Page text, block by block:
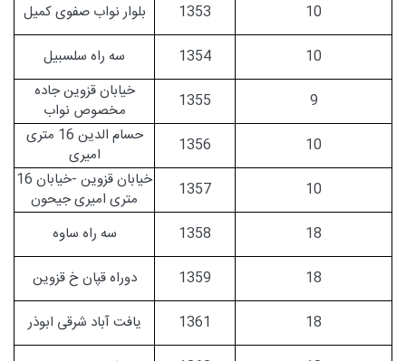
10
1353
بلوار نواب صفوی کمیل
10
1354
سه راه سلسبیل
9
1355
خیابان قزوین جاده
مخصوص نواب
10
1356
حسام الدین 16 متری
امیری
10
1357
خیابان قزوین -خیابان 16
متری امیری جیحون
18
1358
سه راه ساوه
18
1359
دوراه قپان خ قزوین
18
1361
یافت آباد شرقی ابوذر